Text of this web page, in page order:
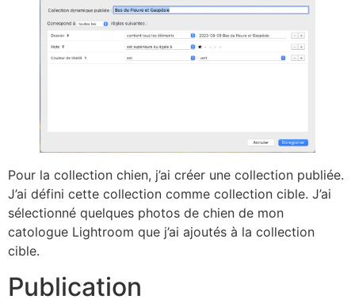
Pour la collection chien, j’ai créer une collection publiée.
J’ai défini cette collection comme collection cible. J’ai
sélectionné quelques photos de chien de mon
catologue Lightroom que j’ai ajoutés à la collection
cible.
Publication